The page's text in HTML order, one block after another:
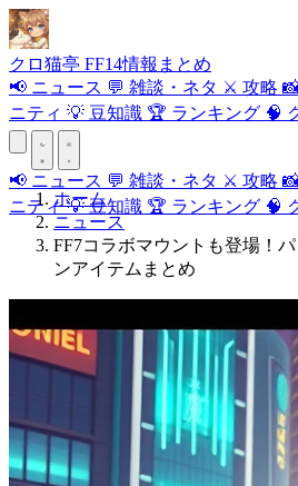
クロ猫亭 FF14情報まとめ
📢 ニュース 💬 雑談・ネタ ⚔️ 攻略
ニティ 💡 豆知識 🏆 ランキング 🧠
📢 ニュース 💬 雑談・ネタ ⚔️ 攻略
ニティ💡豆知識 🏆 ランキング 🧠
ホーム
ニュース
FF7コラボマウントも登場！
ンアイテムまとめ